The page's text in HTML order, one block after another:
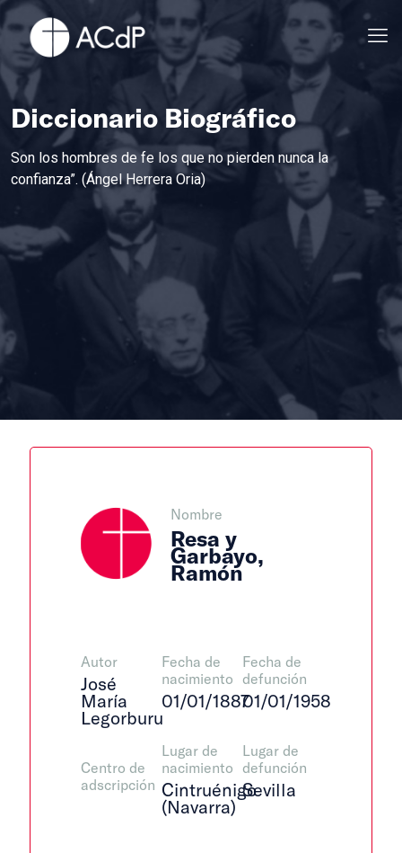
Diccionario Biográfico
Son los hombres de fe los que no pierden nunca la
confianza”. (Ángel Herrera Oria)
Nombre
Resa y
Garbayo,
Ramón
Autor
José
María
Legorburu
Centro de
adscripción
Fecha de
nacimiento
01/01/1887
Lugar de
nacimiento
Cintruénigo
(Navarra)
Fecha de
defunción
01/01/1958
Lugar de
defunción
Sevilla